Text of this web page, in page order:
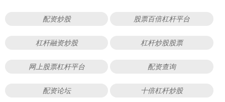
配资炒股 股票百倍杠杆平台
杠杆融资炒股 杠杆炒股股票
网上股票杠杆平台 配资查询
配资论坛 十倍杠杆炒股